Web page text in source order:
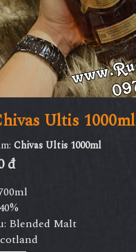
Ultis 1000ml
Chivas Ultis 1000ml
đ
Blended Malt